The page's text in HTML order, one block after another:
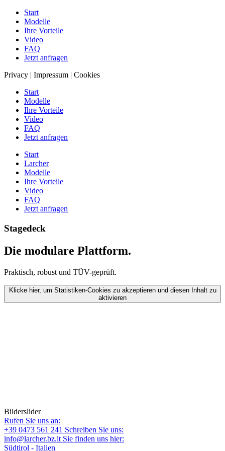
Start
Modelle
Ihre Vorteile
Video
FAQ
Jetzt anfragen
Privacy | Impressum | Cookies
Start
Modelle
Ihre Vorteile
Video
FAQ
Jetzt anfragen
Start
Larcher
Modelle
Ihre Vorteile
Video
FAQ
Jetzt anfragen
Stagedeck
Die modulare Plattform.
Praktisch, robust und TÜV-geprüft.
Klicke hier, um Statistiken-Cookies zu akzeptieren und diesen Inhalt zu
aktivieren
Bilderslider
Rufen Sie uns an:
+39 0473 561 241 Schreiben Sie uns:
info@larcher.bz.it Sie finden uns hier:
Südtirol - Italien